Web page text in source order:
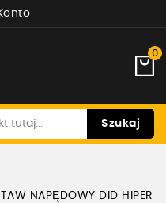
0
Szukaj
NAPĘDOWY DID HIPER